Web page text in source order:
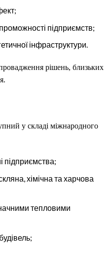
підприємств;
інфраструктури.
рішень, близьких
у складі міжнародного
підприємства;
хімічна та харчова
тепловими